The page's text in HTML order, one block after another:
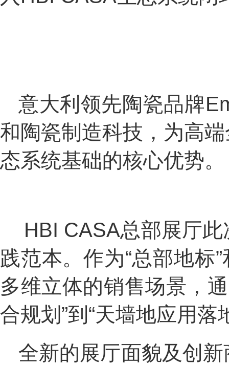
意大利领先陶瓷品牌
和陶瓷制造科技，为高
态系统基础的核心优势。
HBI CASA总部展厅
践范本。作为“总部地标
多维立体的销售场景，
合规划”到“天墙地应用
全新的展厅面貌及创